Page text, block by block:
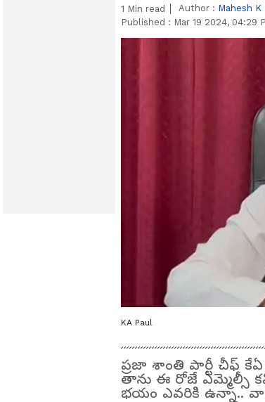
1 Min read Author : Mahesh K
Published : Mar 19 2024, 04:29
KA Paul
ప్రజా శాంతి పార్టీ చీఫ్
తాను ఈ రోజే ఎమ్మెల్సీ
భయం ఎవరికి ఉన్నా..